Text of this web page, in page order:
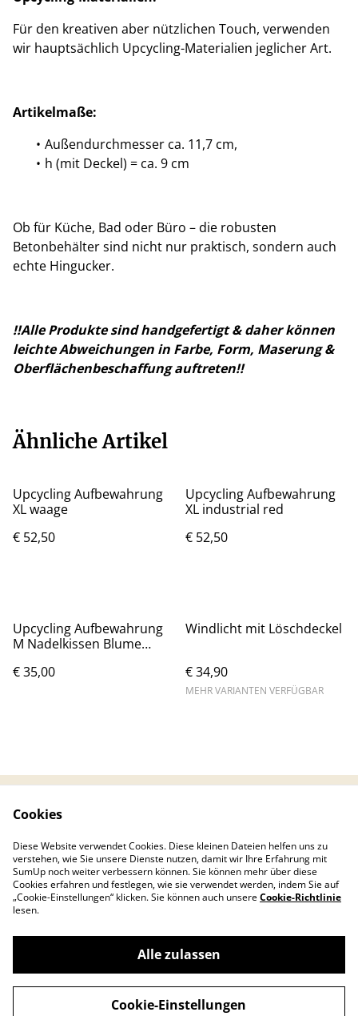
Für den kreativen aber nützlichen Touch, verwenden
wir hauptsächlich Upcycling-Materialien jeglicher Art.
Artikelmaße:
Außendurchmesser ca. 11,7 cm,
h (mit Deckel) = ca. 9 cm
Ob für Küche, Bad oder Büro – die robusten
Betonbehälter sind nicht nur praktisch, sondern auch
echte Hingucker.
!!Alle Produkte sind handgefertigt & daher können
leichte Abweichungen in Farbe, Form, Maserung &
Oberflächenbeschaffung auftreten!!
Ähnliche Artikel
Upcycling Aufbewahrung
XL waage
€ 52,50
Upcycling Aufbewahrung
XL industrial red
€ 52,50
Upcycling Aufbewahrung
M Nadelkissen Blume
€ 35,00
Windlicht mit Löschdeckel
€ 34,90
MEHR VARIANTEN VERFÜGBAR
Kontaktieren Sie uns
Datenschutzbestimm
ungen von SumUp
Cookie-Richtlinie
©2026mischku‘lants
Cookies
Diese Website verwendet Cookies. Diese kleinen Dateien helfen uns zu
verstehen, wie Sie unsere Dienste nutzen, damit wir Ihre Erfahrung mit
SumUp noch weiter verbessern können. Sie können mehr über diese
Cookies erfahren und festlegen, wie sie verwendet werden, indem Sie auf
„Cookie-Einstellungen“ klicken. Sie können auch unsereCookie-Richtlinie
lesen.
Alle zulassen
Cookie-Einstellungen